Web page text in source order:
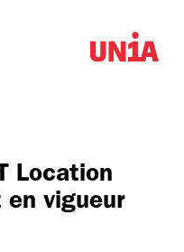
Location
vigueur